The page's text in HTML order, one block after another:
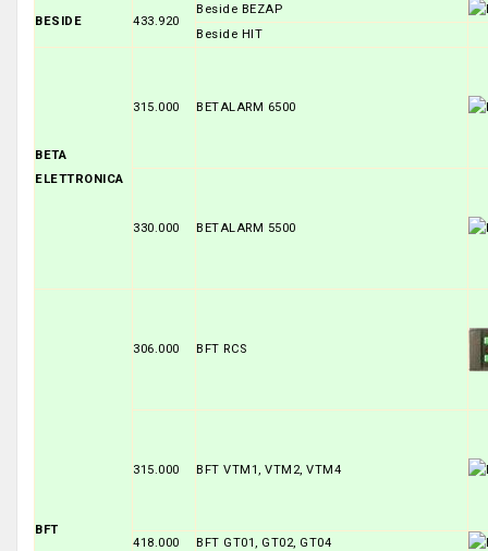
BESIDE 433.920
Beside BEZAP
Beside HIT
BETA
ELETTRONICA
315.000 BETALARM 6500
330.000 BETALARM 5500
BFT
306.000 BFT RCS
315.000 BFT VTM1, VTM2, VTM4
418.000 BFT GT01, GT02, GT04